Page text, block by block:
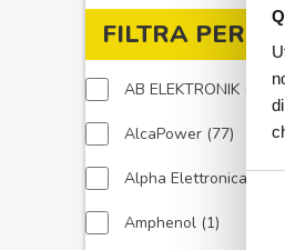
FILTRA PER
AB ELEKTRONIK
10
AlcaPower 7777
Alpha Elettronica 432
Amphenol 11